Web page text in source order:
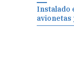
Instalado